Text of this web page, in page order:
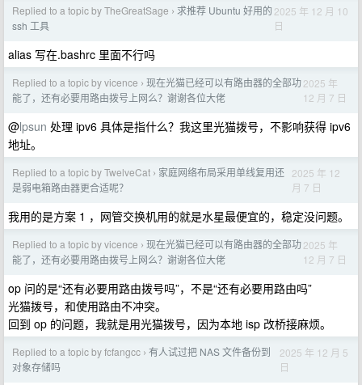
Replied to a topic by TheGreatSage › 求推荐 Ubuntu 好用的
ssh 工具
2025 年 12 月 10
日
alias 写在.bashrc 里面不行吗
Replied to a topic by vicence › 现在光猫已经可以有路由器的全部功
能了，还有必要用路由拨号上网么？谢谢各位大佬
2025 年
12 月 7 日
@lpsun 处理 ipv6 具体是指什么？我这里光猫拨号，不影响获得 ipv6
地址。
Replied to a topic by TwelveCat › 家庭网络布局采用单线复用还
是弱电箱路由器更合适呢？
2025 年 12
月 7 日
我用的是方案 1 ，网管交换机用的就是水星最便宜的，稳定没问题。
Replied to a topic by vicence › 现在光猫已经可以有路由器的全部功
能了，还有必要用路由拨号上网么？谢谢各位大佬
2025 年
12 月 7 日
op 问的是“还有必要用路由拨号吗”，不是“还有必要用路由吗”
光猫拨号，和使用路由不冲突。
回到 op 的问题，我就是用光猫拨号，因为本地 isp 改桥接麻烦。
Replied to a topic by fcfangcc › 有人试过把 NAS 文件备份到
对象存储吗
2025 年 12 月 5
日